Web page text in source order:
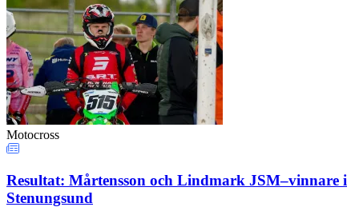
Motocross
Resultat: Mårtensson och Lindmark JSM–vinnare i
Stenungsund